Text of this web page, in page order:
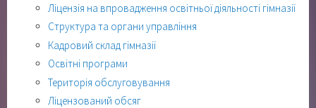
Ліцензія на впровадження освітньої діяльності гімназії
Структура та органи управління
Кадровий склад гімназії
Освітні програми
Територія обслуговування
Ліцензований обсяг